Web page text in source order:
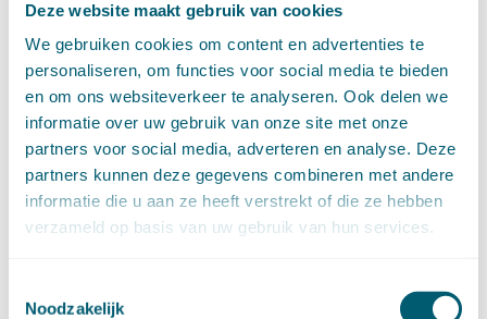
Deze website maakt gebruik van cookies
We gebruiken cookies om content en advertenties te
personaliseren, om functies voor social media te bieden
en om ons websiteverkeer te analyseren. Ook delen we
informatie over uw gebruik van onze site met onze
partners voor social media, adverteren en analyse. Deze
partners kunnen deze gegevens combineren met andere
informatie die u aan ze heeft verstrekt of die ze hebben
verzameld op basis van uw gebruik van hun services.
Noodzakelijk
Pensioenrecht(27)
Personen- en familierecht(220)
Prejudiciële uitspraken HvJEU(28)
Prejudiciële vragen Hoge Raad(153)
Privacy -AVG(5)
Proces- en beslagrecht(906)
Strafrecht(12)
Verbintenissenrecht (323)
Vermogensrecht algemeen(94)
Wetgeving cassatierechtspraak